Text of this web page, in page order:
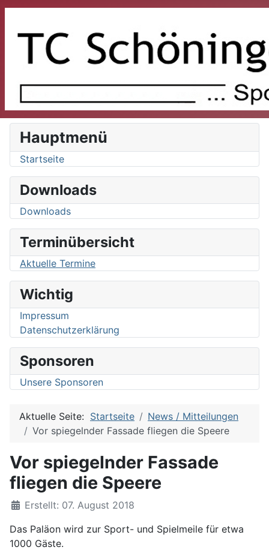
Hauptmenü
Startseite
Downloads
Downloads
Terminübersicht
Aktuelle Termine
Wichtig
Impressum
Datenschutzerklärung
Sponsoren
Unsere Sponsoren
Aktuelle Seite: Startseite
News / Mitteilungen
Vor spiegelnder Fassade fliegen die Speere
Vor spiegelnder Fassade
fliegen die Speere
DetailsErstellt: 07. August 2018
Das Paläon wird zur Sport- und Spielmeile für etwa
1000 Gäste.